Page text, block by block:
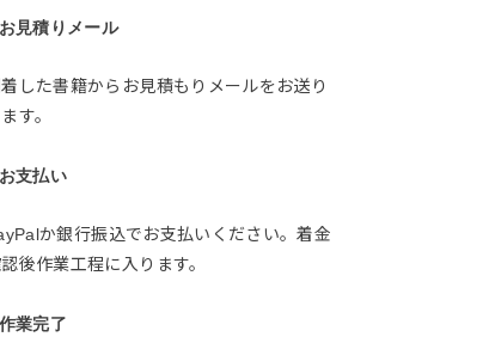
見積りメール
した書籍からお見積もりメールをお送り
す。
支払い
か銀行振込でお支払いください。着金
後作業工程に入ります。
業完了